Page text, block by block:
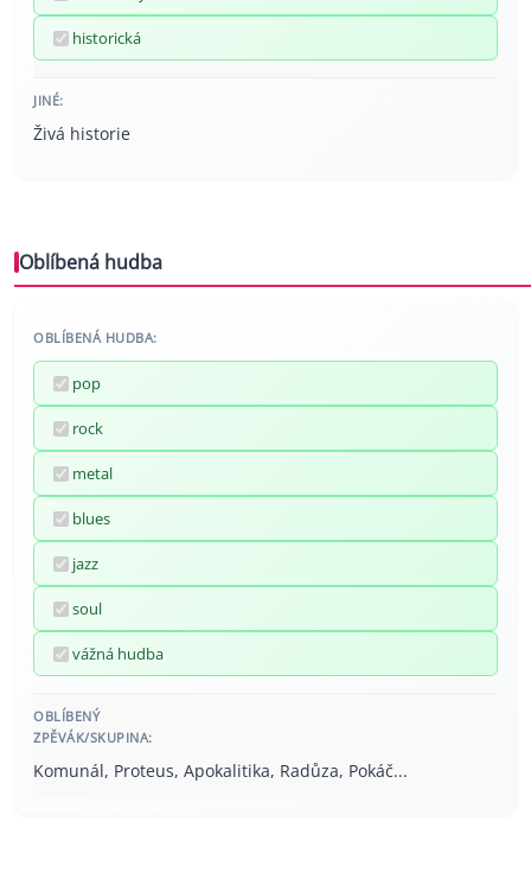
historická
JINÉ:
Živá historie
Oblíbená hudba
OBLÍBENÁ HUDBA:
pop
rock
metal
blues
jazz
soul
vážná hudba
OBLÍBENÝ
ZPĚVÁK/SKUPINA:
Komunál, Proteus, Apokalitika, Radůza, Pokáč...